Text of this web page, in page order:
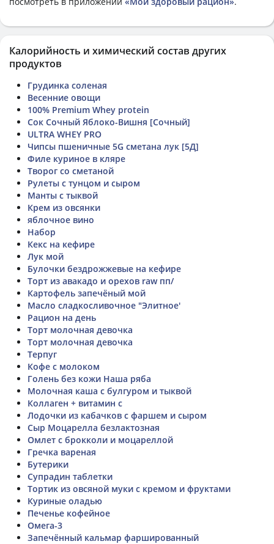
Калорийность и химический состав других
продуктов
Грудинка соленая
Весенние овощи
100% Premium Whey protein
Сок Сочный Яблоко-Вишня [Сочный]
ULTRA WHEY PRO
Чипсы пшеничные 5G сметана лук [5Д]
Филе куриное в кляре
Творог со сметаной
Рулеты с тунцом и сыром
Манты с тыквой
Крем из овсянки
яблочное вино
Набор
Кекс на кефире
Лук мой
Булочки бездрожжевые на кефире
Торт из авакадо и орехов raw пп/
Картофель запечёный мой
Масло сладкосливочное "Элитное'
Рацион на день
Торт молочная девочка
Торт молочная девочка
Терпуг
Кофе с молоком
Голень без кожи Наша ряба
Молочная каша с булгуром и тыквой
Коллаген + витамин с
Лодочки из кабачков с фаршем и сыром
Сыр Моцарелла безлактозная
Омлет с брокколи и моцареллой
Гречка вареная
Бутерики
Супрадин таблетки
Тортик из овсяной муки с кремом и фруктами
Куриные оладью
Печенье кофейное
Омега-3
Запечённый кальмар фаршированный